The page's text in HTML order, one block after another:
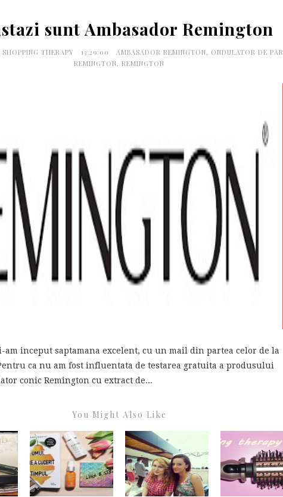
sunt Ambasador Remington
THERAPY 13:29:00 AMBASADOR REMINGTON, ONDULATOR DE PAR
REMINGTON, REMINGTON
am inceput saptamana excelent, cu un mail din partea celor de la
ca nu am fost influentata de testarea gratuita a produsului
conic Remington cu extract de...
You Might Also Like